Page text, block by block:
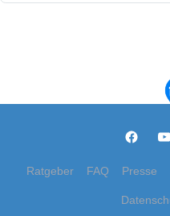
Ratgeber FAQ Presse